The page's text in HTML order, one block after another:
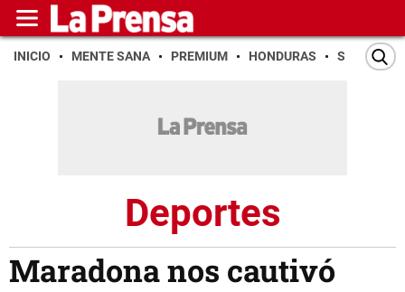
INICIO MENTE SANA PREMIUM HONDURAS SAN PEDRO
Deportes
Maradona nos cautivó